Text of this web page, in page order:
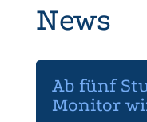
News
Ab fünf
Monitor